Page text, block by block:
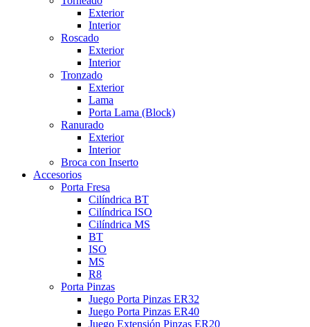
Exterior
Interior
Roscado
Exterior
Interior
Tronzado
Exterior
Lama
Porta Lama (Block)
Ranurado
Exterior
Interior
Broca con Inserto
Accesorios
Porta Fresa
Cilíndrica BT
Cilíndrica ISO
Cilíndrica MS
BT
ISO
MS
R8
Porta Pinzas
Juego Porta Pinzas ER32
Juego Porta Pinzas ER40
Juego Extensión Pinzas ER20